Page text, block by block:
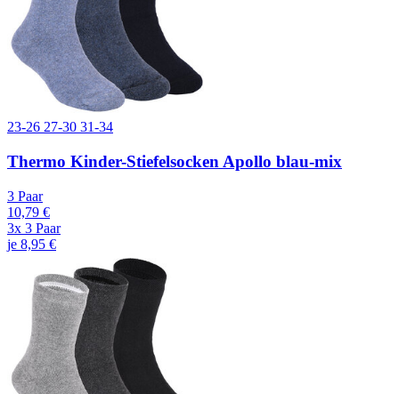
23-26 27-30 31-34
Thermo Kinder-Stiefelsocken Apollo blau-mix
3 Paar
10,79 €
3x 3 Paar
je 8,95 €